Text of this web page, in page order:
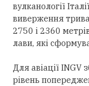
вулканології
виверження
2750 і 2360
лави, які
Для авіації INGV
рівень